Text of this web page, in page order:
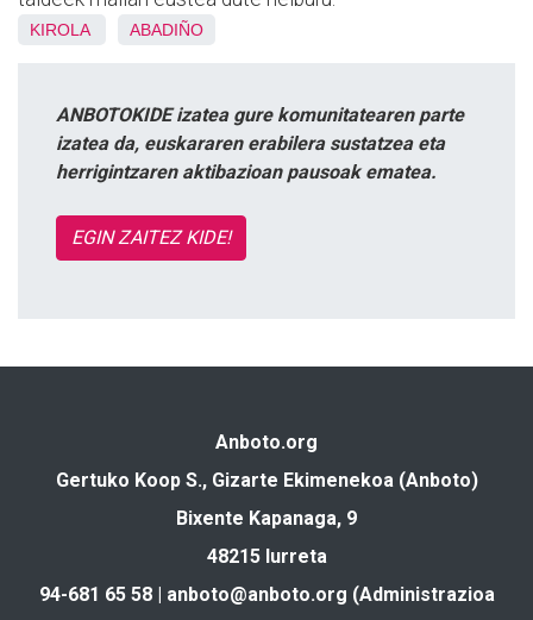
KIROLA ABADIÑO
ANBOTOKIDE izatea gure komunitatearen parte
izatea da, euskararen erabilera sustatzea eta
herrigintzaren aktibazioan pausoak ematea.
EGIN ZAITEZ KIDE!
Anboto.org
Gertuko Koop S., Gizarte Ekimenekoa (Anboto)
Bixente Kapanaga, 9
48215 Iurreta
94-681 65 58 | anboto@anboto.org (Administrazioa